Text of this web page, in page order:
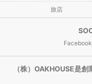
旅店
Facebook
（株）OAKHOUSE是